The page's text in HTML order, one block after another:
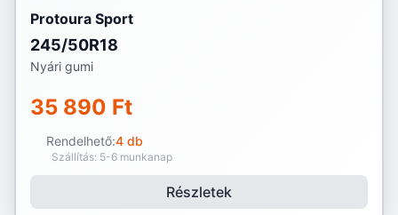
Protoura Sport
245/50R18
Nyári gumi
35 890 Ft
Rendelhető:4 db
Szállítás: 5-6 munkanap
Részletek